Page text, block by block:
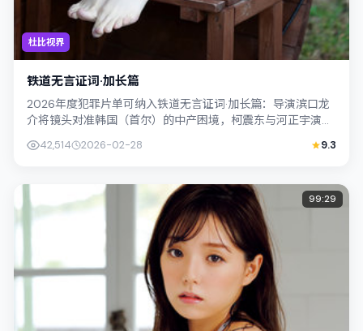
杜比视界
铁道无言证词·加长篇
2026年度犯罪片单可纳入铁道无言证词·加长篇：导演滨口龙
介将镜头对准韩国（首尔）的中产困境，柯震东与河正宇演绎
42,514 2026-02-28 9.3
99:29